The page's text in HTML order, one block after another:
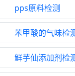
pps原料检测
苯甲酸的气味检
鲜芋仙添加剂检